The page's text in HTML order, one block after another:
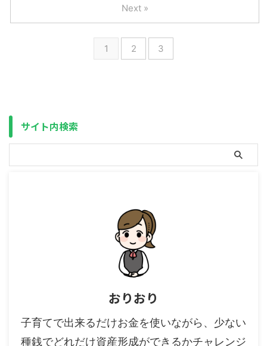
開始年齢）は最低60歳、最高75
歳です） この時、前者であれば
退職所得控除、後者であれば公的
年金等控除が使用できますが原
除を使い切る場合、iDeCoの部分
には完全に税金 ...
得か（少なくて済むのか）を検証
したところ、84歳までのトータ
ルでは断然、繰上げ受給の方がお
得という結果になりました。 で
は、84歳より上だった場合、下
際は介護保険料（第1号 ...
1 2 3
Next »
サイト内検索
おりおり
子育てで出来るだけお金を使いながら、少ない
種銭でどれだけ資産形成ができるかチャレンジ